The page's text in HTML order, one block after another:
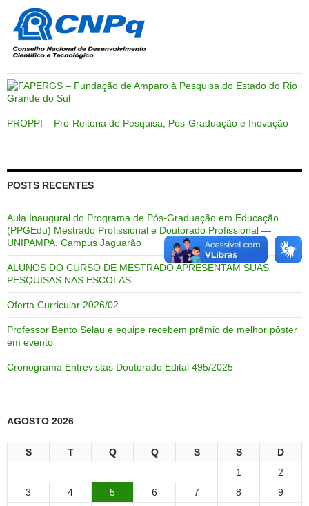
PROPPI – Pró-Reitoria de Pesquisa, Pós-Graduação e Inovação
POSTS RECENTES
Aula Inaugural do Programa de Pós-Graduação em Educação
(PPGEdu) Mestrado Profissional e Doutorado Profissional —
UNIPAMPA, Campus Jaguarão
ALUNOS DO CURSO DE MESTRADO APRESENTAM SUAS
PESQUISAS NAS ESCOLAS
Oferta Curricular 2026/02
Professor Bento Selau e equipe recebem prêmio de melhor pôster
em evento
Cronograma Entrevistas Doutorado Edital 495/2025
AGOSTO 2026
S T Q Q S S
D
1
2
3
4 5 6 7 8
9